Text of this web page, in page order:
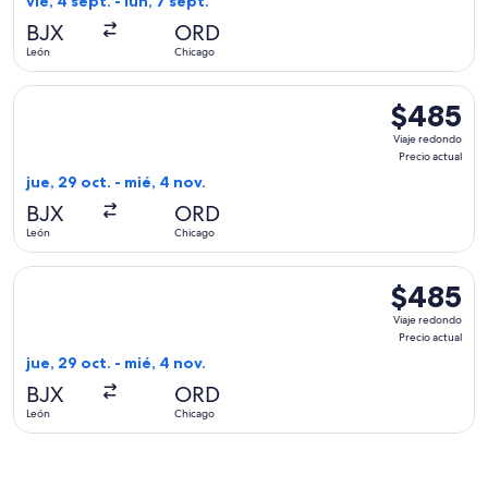
BJX
León
ORD
Chicago
$485
Viaje
redondo,
$485
Viaje redondo
Precio actual
jue, 29 oct. - mié, 4 nov.
BJX
León
ORD
Chicago
Seleccionar vuelo de Aeromexico, con salida el jue, 29
$485
Viaje
redondo,
$485
Viaje redondo
Precio actual
jue, 29 oct. - mié, 4 nov.
BJX
León
ORD
Chicago
Seleccionar vuelo de Delta, con salida el jue, 29 oct. desde